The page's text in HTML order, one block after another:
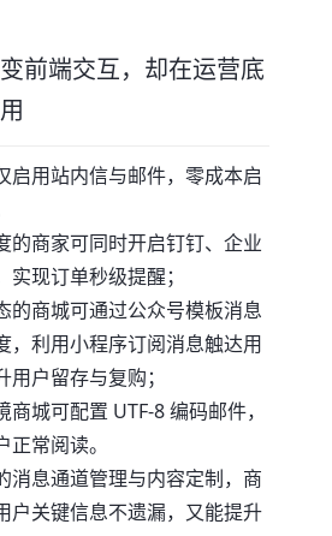
前端交互，却在运营底
启用站内信与邮件，零成本启
的商家可同时开启钉钉、企业
实现订单秒级提醒；
的商城可通过公众号模板消息
，利用小程序订阅消息触达用
用户留存与复购；
商城可配置 UTF-8 编码邮件，
常阅读。
消息通道管理与内容定制，商
户关键信息不遗漏，又能提升